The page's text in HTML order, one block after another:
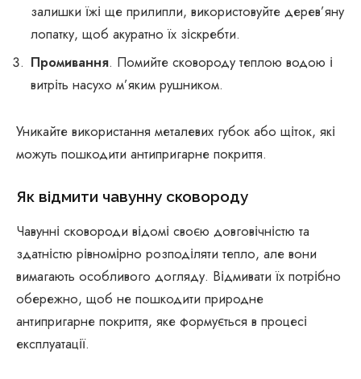
залишки їжі ще прилипли, використовуйте дерев’яну
лопатку, щоб акуратно їх зіскребти.
Промивання. Помийте сковороду теплою водою і
витріть насухо м’яким рушником.
Уникайте використання металевих губок або щіток, які
можуть пошкодити антипригарне покриття.
Як відмити чавунну сковороду
Чавунні сковороди відомі своєю довговічністю та
здатністю рівномірно розподіляти тепло, але вони
вимагають особливого догляду. Відмивати їх потрібно
обережно, щоб не пошкодити природне
антипригарне покриття, яке формується в процесі
експлуатації.